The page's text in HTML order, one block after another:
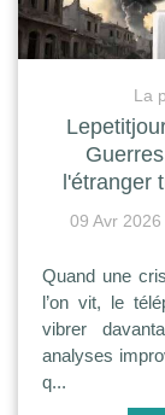
La
l'étranger
09 Avr 2026
Quand une
l’on vit, le
vibrer
analyses
q...